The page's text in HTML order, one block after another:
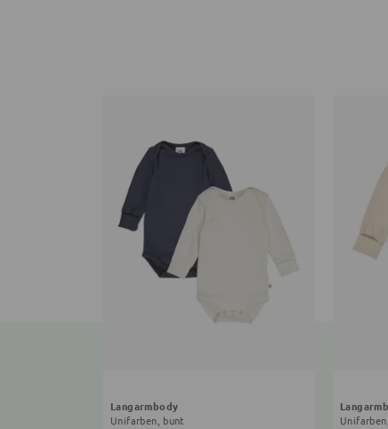
Langarmbody
Unifarben, bunt